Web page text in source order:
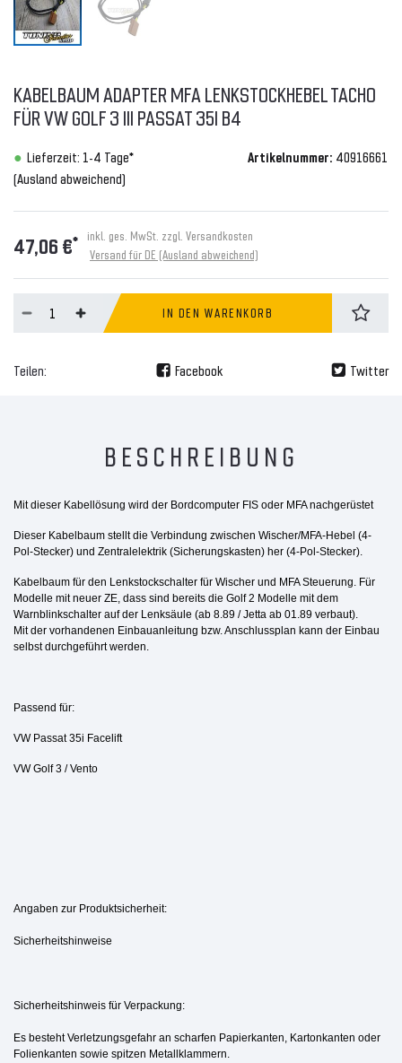
KABELBAUM ADAPTER MFA LENKSTOCKHEBEL TACHO
FÜR VW GOLF 3 III PASSAT 35I B4
Lieferzeit: 1-4 Tage*
(Ausland abweichend)
Artikelnummer: 40916661
47,06 €* inkl. ges. MwSt. zzgl. Versandkosten
Versand für DE (Ausland abweichend)
IN DEN WARENKORB
Teilen: Facebook Twitter
BESCHREIBUNG
Mit dieser Kabellösung wird der Bordcomputer FIS oder MFA nachgerüstet
Dieser Kabelbaum stellt die Verbindung zwischen Wischer/MFA-Hebel (4-
Pol-Stecker) und Zentralelektrik (Sicherungskasten) her (4-Pol-Stecker).
Kabelbaum für den Lenkstockschalter für Wischer und MFA Steuerung. Für
Modelle mit neuer ZE, dass sind bereits die Golf 2 Modelle mit dem
Warnblinkschalter auf der Lenksäule (ab 8.89 / Jetta ab 01.89 verbaut).
Mit der vorhandenen Einbauanleitung bzw. Anschlussplan kann der Einbau
selbst durchgeführt werden.
Passend für:
VW Passat 35i Facelift
VW Golf 3 / Vento
Angaben zur Produktsicherheit:
Sicherheitshinweise
Sicherheitshinweis für Verpackung:
Es besteht Verletzungsgefahr an scharfen Papierkanten, Kartonkanten oder
Folienkanten sowie spitzen Metallklammern.